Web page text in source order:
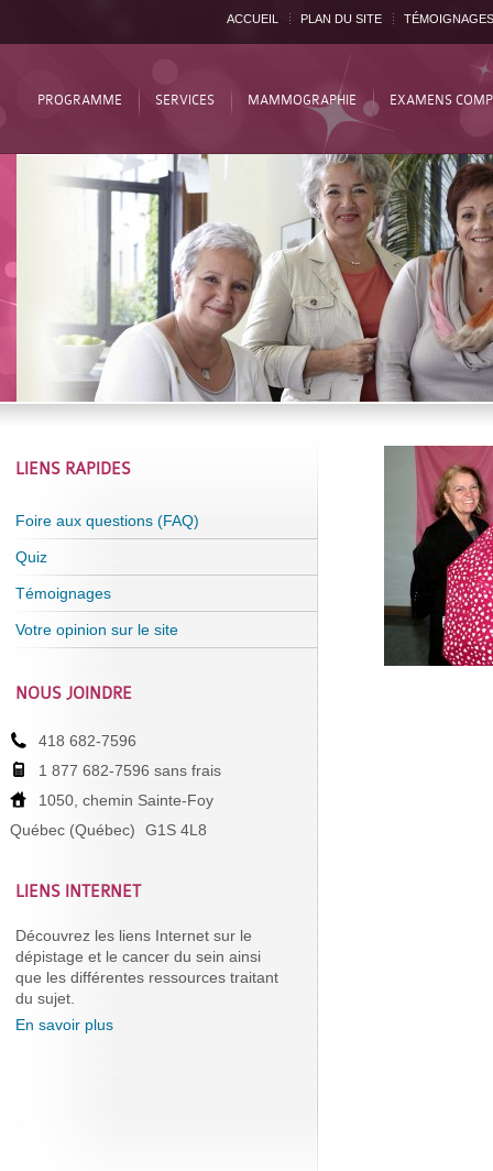
ACCUEIL PLAN DU SITE TÉMOIGNAGES
PROGRAMME SERVICES MAMMOGRAPHIE EXAMENS
LIENS RAPIDES
Foire aux questions (FAQ)
Quiz
Témoignages
Votre opinion sur le site
NOUS JOINDRE
418 682-7596
1 877 682-7596 sans frais
1050, chemin Sainte-Foy
Québec (Québec)
G1S 4L8
LIENS INTERNET
Découvrez les liens Internet sur le
dépistage et le cancer du sein ainsi
que les différentes ressources traitant
du sujet.
En savoir plus